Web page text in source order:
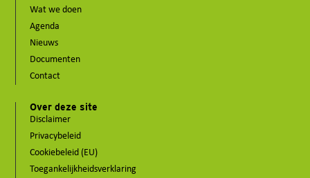
Wat we doen
Agenda
Nieuws
Documenten
Contact
Over deze site
Disclaimer
Privacybeleid
Cookiebeleid (EU)
Toegankelijkheidsverklaring